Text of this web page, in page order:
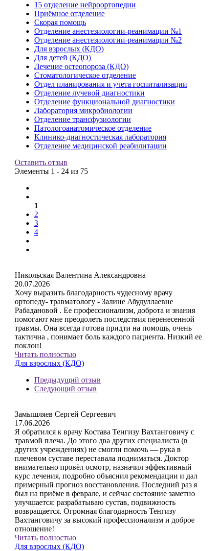
15 отделение нейроортопедии
Приёмное отделение
Скорая помощь
Отделение анестезиологии-реанимации №1
Отделение анестезиологии-реанимации №2
Для взрослых (КДО)
Для детей (КДО)
Лечение остеопороза (КДО)
Стоматологическое отделение
Отдел планирования и учета госпитализации
Отделение лучевой диагностики
Отделение функциональной диагностики
Лаборатория микробиологии
Отделение трансфузиологии
Патологоанатомическое отделение
Клинико-диагностическая лаборатория
Отделение медицинской реабилитации
Оставить отзыв
Элементы 1 - 24 из 75
1
2
3
4
Никольская Валентина Александровна
20.07.2026
Хочу выразить благодарность чудесному врачу
ортопеду- травматологу - Залине Абудуллаевне
Рабадановой . Ее профессионализм, доброта и знания
помогают мне преодолеть последствия перенесенной
травмы. Она всегда готова придти на помощь, очень
тактична , понимает боль каждого пациента. Низкий ее
поклон!
Читать полностью
Для взрослых (КДО)
Предыдущий отзыв
Следующий отзыв
Замышляев Сергей Сергеевич
17.06.2026
Я обратился к врачу Костава Тенгизу Вахтанговичу с
травмой плеча. До этого два других специалиста (в
других учреждениях) не смогли помочь — рука в
плечевом суставе переставала подниматься. Доктор
внимательно провёл осмотр, назначил эффективный
курс лечения, подробно объяснил рекомендации и дал
примерный прогноз восстановления. Последний раз я
был на приёме в феврале, и сейчас состояние заметно
улучшается: разрабатываю сустав, подвижность
возвращается. Огромная благодарность Тенгизу
Вахтанговичу за высокий профессионализм и доброе
отношение!
Читать полностью
Для взрослых (КДО)